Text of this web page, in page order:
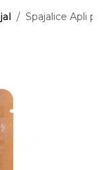
/ Spajalice Apli